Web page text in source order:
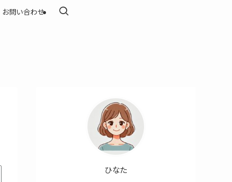
お問い合わせ
ひなた